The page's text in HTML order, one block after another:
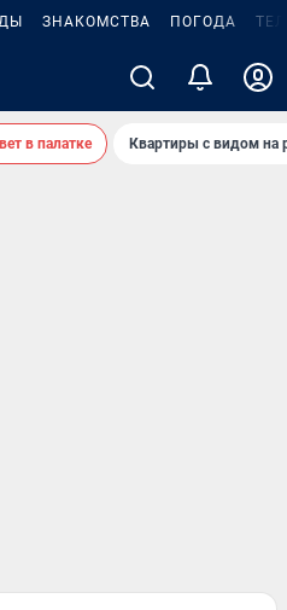
ЗНАКОМСТВА ПОГОДА
в палатке Квартиры с видом на